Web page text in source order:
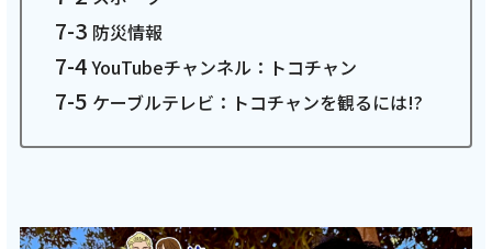
サイトマップ
ウェブサイトのご利用について
防災情報
YouTubeチャンネル：トコチャン
ケーブルテレビ：トコチャンを観るには!?